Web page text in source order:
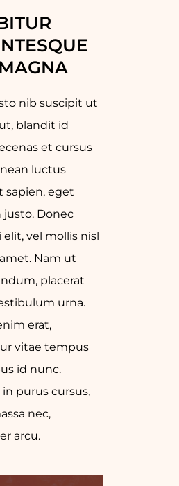
nib suscipit ut
blandit id
et cursus
luctus
sapien, eget
justo. Donec
vel mollis nisl
Nam ut
placerat
urna.
erat,
vitae tempus
id nunc.
in purus cursus,
nec,
arcu.